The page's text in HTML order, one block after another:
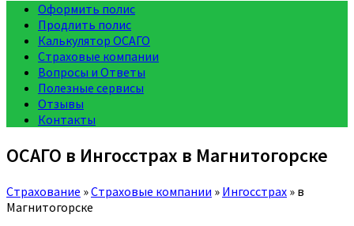
Оформить полис
Продлить полис
Калькулятор ОСАГО
Страховые компании
Вопросы и Ответы
Полезные сервисы
Отзывы
Контакты
ОСАГО в Ингосстрах в Магнитогорске
Страхование »Страховые компании » Ингосстрах » в
Магнитогорске